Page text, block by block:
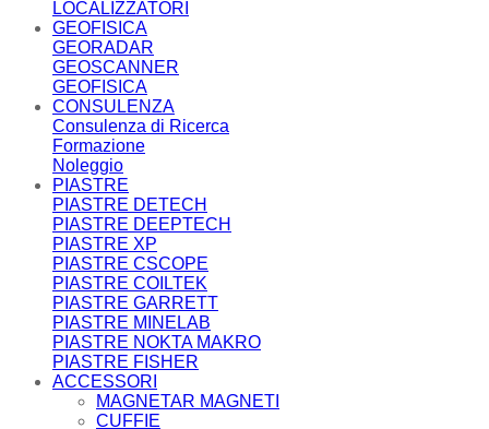
LOCALIZZATORI
GEOFISICA
GEORADAR
GEOSCANNER
GEOFISICA
CONSULENZA
Consulenza di Ricerca
Formazione
Noleggio
PIASTRE
PIASTRE DETECH
PIASTRE DEEPTECH
PIASTRE XP
PIASTRE CSCOPE
PIASTRE COILTEK
PIASTRE GARRETT
PIASTRE MINELAB
PIASTRE NOKTA MAKRO
PIASTRE FISHER
ACCESSORI
MAGNETAR MAGNETI
CUFFIE